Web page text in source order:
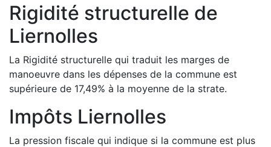
Rigidité structurelle de
Liernolles
La Rigidité structurelle qui traduit les marges de
manoeuvre dans les dépenses de la commune est
supérieure de 17,49% à la moyenne de la strate.
Impôts Liernolles
La pression fiscale qui indique si la commune est plus